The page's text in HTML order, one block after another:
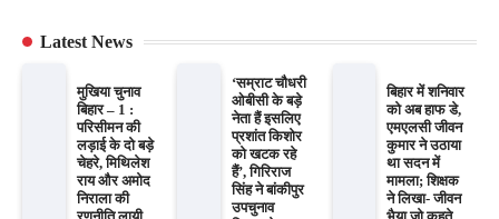
Latest News
मुखिया चुनाव
बिहार – 1 :
परिसीमन की
लड़ाई के दो बड़े
चेहरे, मिथिलेश
राय और अमोद
निराला की
‘सम्राट चौधरी
ओबीसी के बड़े
नेता हैं इसलिए
प्रशांत किशोर
को खटक रहे
हैं’, गिरिराज
सिंह ने बांकीपुर
उपचुनाव
बिहार में शनिवार
को अब हाफ डे,
एमएलसी जीवन
कुमार ने उठाया
था सदन में
मामला; शिक्षक
ने लिखा- जीवन